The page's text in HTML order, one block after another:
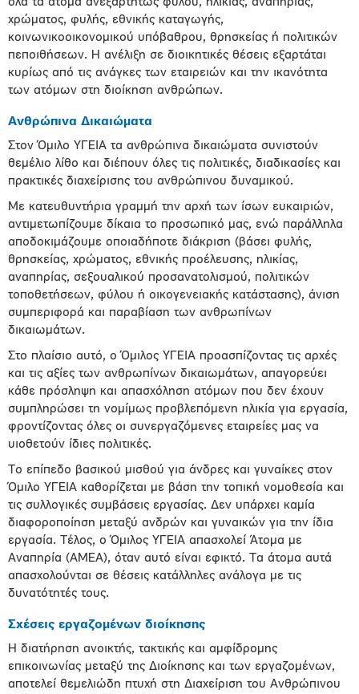
χρώματος, φυλής, εθνικής καταγωγής,
κοινωνικοοικονομικού υπόβαθρου, θρησκείας ή πολιτικών
πεποιθήσεων. Η ανέλιξη σε διοικητικές θέσεις εξαρτάται
κυρίως από τις ανάγκες των εταιρειών και την ικανότητα
των ατόμων στη διοίκηση ανθρώπων.
Ανθρώπινα Δικαιώματα
Στον Όμιλο ΥΓΕΙΑ τα ανθρώπινα δικαιώματα συνιστούν
θεμέλιο λίθο και διέπουν όλες τις πολιτικές, διαδικασίες και
πρακτικές διαχείρισης του ανθρώπινου δυναμικού.
Με κατευθυντήρια γραμμή την αρχή των ίσων ευκαιριών,
αντιμετωπίζουμε δίκαια το προσωπικό μας, ενώ παράλληλα
αποδοκιμάζουμε οποιαδήποτε διάκριση (βάσει φυλής,
θρησκείας, χρώματος, εθνικής προέλευσης, ηλικίας,
αναπηρίας, σεξουαλικού προσανατολισμού, πολιτικών
τοποθετήσεων, φύλου ή οικογενειακής κατάστασης), άνιση
συμπεριφορά και παραβίαση των ανθρωπίνων
δικαιωμάτων.
Στο πλαίσιο αυτό, ο Όμιλος ΥΓΕΙΑ προασπίζοντας τις αρχές
και τις αξίες των ανθρωπίνων δικαιωμάτων, απαγορεύει
κάθε πρόσληψη και απασχόληση ατόμων που δεν έχουν
συμπληρώσει τη νομίμως προβλεπόμενη ηλικία για εργασία,
φροντίζοντας όλες οι συνεργαζόμενες εταιρείες μας να
υιοθετούν ίδιες πολιτικές.
Το επίπεδο βασικού μισθού για άνδρες και γυναίκες στον
Όμιλο ΥΓΕΙΑ καθορίζεται με βάση την τοπική νομοθεσία και
τις συλλογικές συμβάσεις εργασίας. Δεν υπάρχει καμία
διαφοροποίηση μεταξύ ανδρών και γυναικών για την ίδια
εργασία. Τέλος, ο Όμιλος ΥΓΕΙΑ απασχολεί Άτομα με
Αναπηρία (ΑΜΕΑ), όταν αυτό είναι εφικτό. Τα άτομα αυτά
απασχολούνται σε θέσεις κατάλληλες ανάλογα με τις
δυνατότητές τους.
Σχέσεις εργαζομένων διοίκησης
Η διατήρηση ανοικτής, τακτικής και αμφίδρομης
επικοινωνίας μεταξύ της Διοίκησης και των εργαζομένων,
αποτελεί θεμελιώδη πτυχή στη Διαχείριση του Ανθρώπινου